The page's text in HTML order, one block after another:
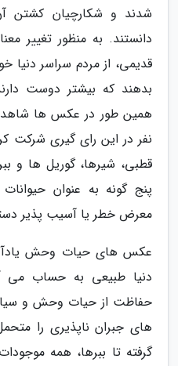
شدند و شکارچیان کشتن
دانستند. به منظور تغییر
قدیمی، از مردم سراسر دنیا
بدهند که بیشتر دوست
نفر در این رای گیری شرکت
قطبی، شیرها، گوریل ها و
پنج گونه به عنوان
معرض خطر یا آسیب پذیر
عکس های حیات وحش یادآور
دنیا طبیعی به حساب می
حفاظت از حیات وحش و
های جبران ناپذیری را
گرفته تا ببرها، همه